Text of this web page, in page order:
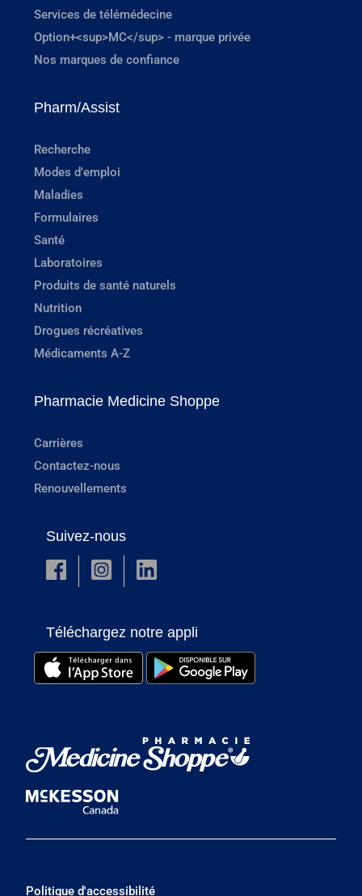
Services de télémédecine
Option+<sup>MC</sup> - marque privée
Nos marques de confiance
Pharm/Assist
Recherche
Modes d'emploi
Maladies
Formulaires
Santé
Laboratoires
Produits de santé naturels
Nutrition
Drogues récréatives
Médicaments A-Z
Pharmacie Medicine Shoppe
Carrières
Contactez-nous
Renouvellements
Suivez-nous
Téléchargez notre appli
Politique d'accessibilité